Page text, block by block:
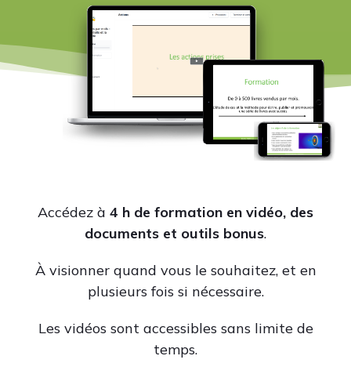
Accédez à 4 h de formation en vidéo, des
documents et outils bonus.
À visionner quand vous le souhaitez, et en
plusieurs fois si nécessaire.
Les vidéos sont accessibles sans limite de
temps.